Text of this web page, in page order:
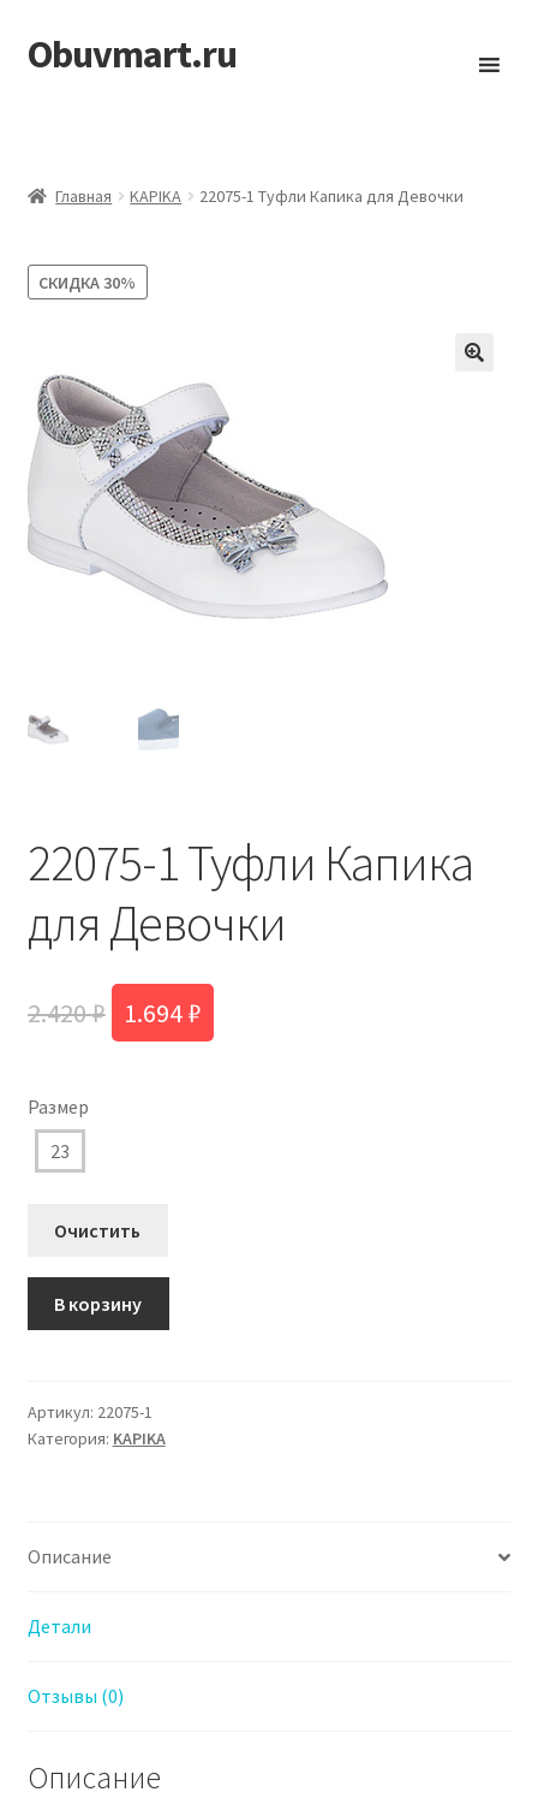
Перейти
к
Перейти
к
Obuvmart.ru
Главная KAPIKA 22075-1 Туфли Капика для Девочки
СКИДКА 30%
22075-1 Туфли Капика
для Девочки
2.420₽
Первоначальная
1.694₽
Размер
23
Очистить
Туфли
Капика
В корзину
Артикул: 22075-1
Категория: KAPIKA
Описание
Детали
Отзывы (0)
Описание